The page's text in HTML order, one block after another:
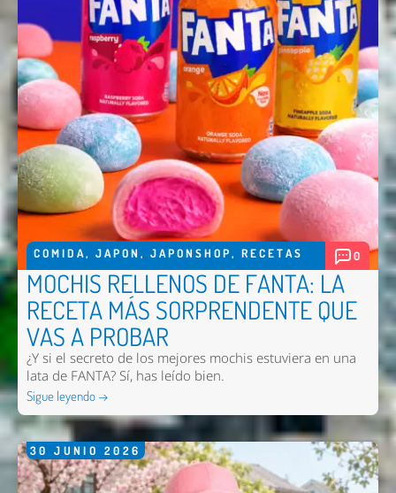
COMIDA, JAPON , JAPONSHOP, RECETAS 0
MOCHIS RELLENOS DE FANTA: LA
RECETA MÁS SORPRENDENTE QUE
VAS A PROBAR
¿Y si el secreto de los mejores mochis estuviera en una
lata de FANTA? Sí, has leído bien.
Sigue leyendo →
30 JUNIO 2026